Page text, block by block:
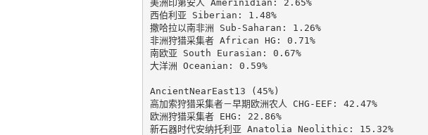
美洲印第安人 Amerinidian: 2.65%
西伯利亚 Siberian: 1.48%
撒哈拉以南非洲 Sub-Saharan: 1.26%
非洲狩猎采集者 African HG: 0.71%
南欧亚 South Eurasian: 0.67%
大洋洲 Oceanian: 0.59%
AncientNearEast13 (45%)
高加索狩猎采集者－早期欧洲农人 CHG-EEF: 42.47%
欧洲狩猎采集者 EHG: 22.86%
新石器时代安纳托利亚 Anatolia Neolithic: 15.32%